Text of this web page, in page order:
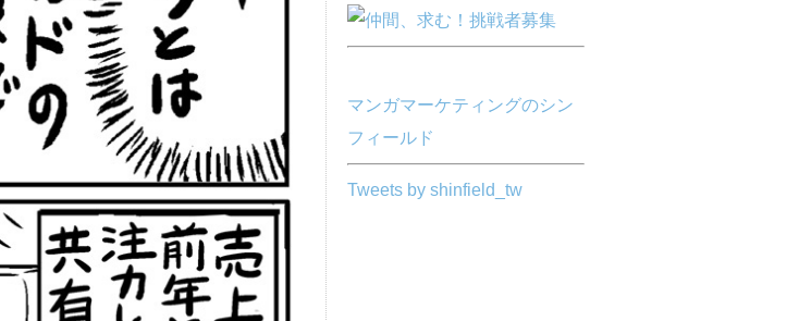
マンガマーケティングのシン
フィールド
Tweets by shinfield_tw